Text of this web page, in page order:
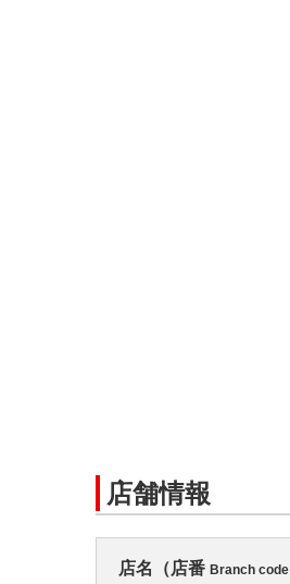
店舗情報
店名（店番 Branch code